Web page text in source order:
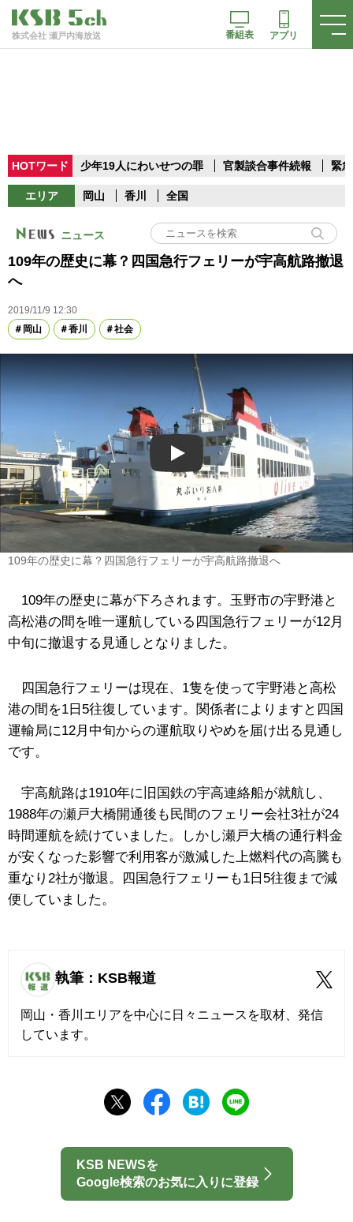
株式会社 瀬戸内海放送 番組表 アプリ
HOTワード 少年19人にわいせつの罪 官製談合事件続報 緊
エリア 岡山 香川 全国
ニュース
109年の歴史に幕？四国急行フェリーが宇高航路撤退
へ
2019/11/9 12:30
岡山
香川 社会
Play
109年の歴史に幕？四国急行フェリーが宇高航路撤退へ
109年の歴史に幕が下ろされます。玉野市の宇野港と
高松港の間を唯一運航している四国急行フェリーが12月
中旬に撤退する見通しとなりました。
四国急行フェリーは現在、1隻を使って宇野港と高松
港の間を1日5往復しています。関係者によりますと四国
運輸局に12月中旬からの運航取りやめを届け出る見通し
です。
宇高航路は1910年に旧国鉄の宇高連絡船が就航し、
1988年の瀬戸大橋開通後も民間のフェリー会社3社が24
時間運航を続けていました。しかし瀬戸大橋の通行料金
が安くなった影響で利用客が激減した上燃料代の高騰も
重なり2社が撤退。四国急行フェリーも1日5往復まで減
便していました。
執筆：KSB報道
岡山・香川エリアを中心に日々ニュースを取材、発信
しています。
KSB NEWSを
Google検索のお気に入りに登録